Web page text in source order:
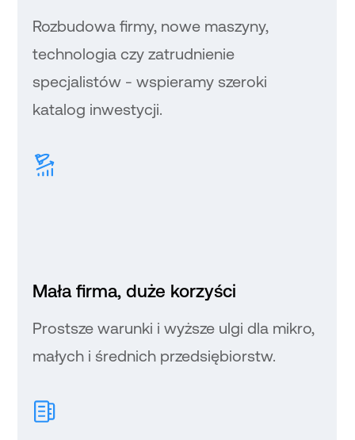
Rozbudowa firmy, nowe maszyny,
technologia czy zatrudnienie
specjalistów - wspieramy szeroki
katalog inwestycji.
Mała firma, duże korzyści
Prostsze warunki i wyższe ulgi dla mikro,
małych i średnich przedsiębiorstw.